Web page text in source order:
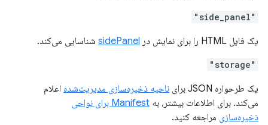
"side_panel"
یک فایل HTML را برای نمایش در sidePanel شناسایی می‌کند.
"storage"
یک طرحواره JSON برای ناحیه ذخیره‌سازی مدیریت‌شده اعلام
می‌کند. برای اطلاعات بیشتر، به
Manifest برای نواحی
ذخیره‌سازی مراجعه کنید.